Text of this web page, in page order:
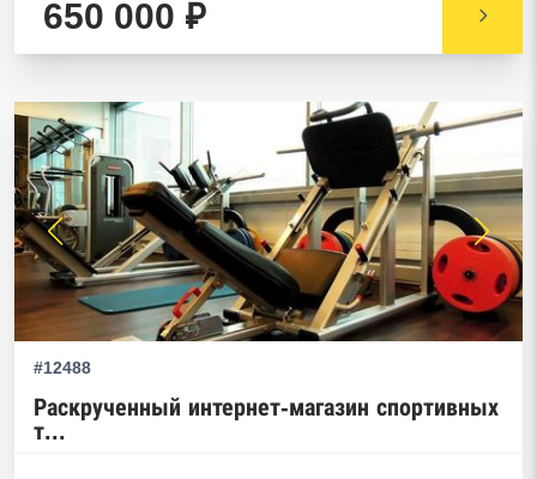
650 000 ₽
#12488
Раскрученный интернет-магазин спортивных
т...